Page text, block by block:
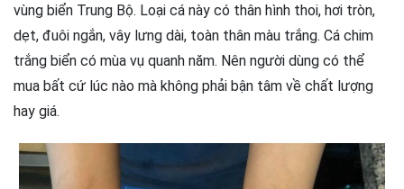
vùng biển Trung Bộ. Loại cá này có thân hình thoi, hơi tròn,
dẹt, đuôi ngắn, vây lưng dài, toàn thân màu trắng. Cá chim
trắng biển có mùa vụ quanh năm. Nên người dùng có thể
mua bất cứ lúc nào mà không phải bận tâm về chất lượng
hay giá.